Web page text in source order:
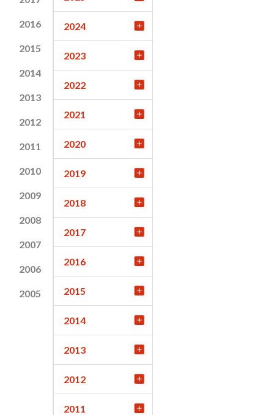
2016
2015
2014
2013
2012
2011
2010
2009
2008
2007
2006
2005
2024
2023
2022
2021
2020
2019
2018
2017
2016
2015
2014
2013
2012
2011